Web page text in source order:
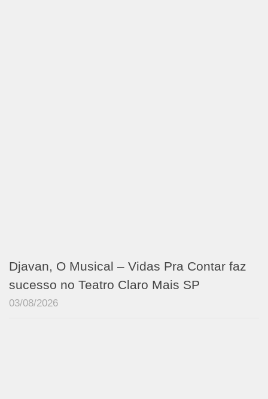
Djavan, O Musical – Vidas Pra Contar faz
sucesso no Teatro Claro Mais SP
03/08/2026